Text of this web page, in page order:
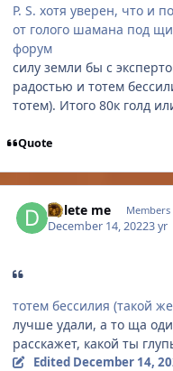
P. S. хотя уверен, что и
от голого шамана под
форум
силу земли бы с
радостью и тотем
тотем). Итого 80к голд
Quote
Delete me Members
December 14, 20223 yr
тотем бессилия (такой
лучше удали, а то ща
расскажет, какой ты
Edited December 14,